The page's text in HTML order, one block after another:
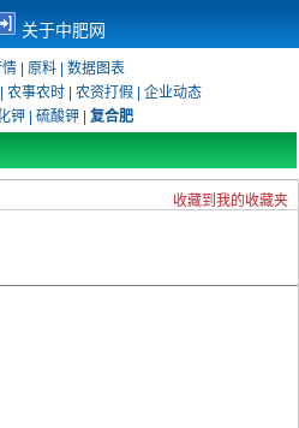
关于中肥网
| 原料| 数据图表
农事农时 农资打假
企业动态
钾 硫酸钾
复合肥
收藏到我的收藏夹